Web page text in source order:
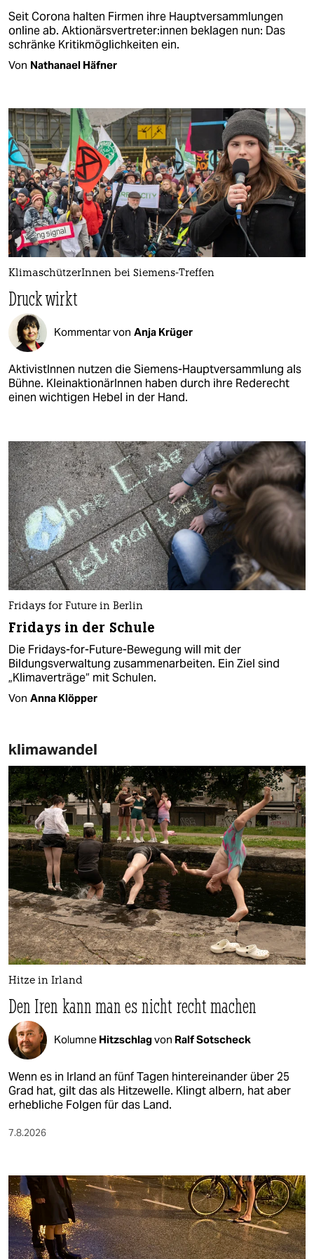
Seit Corona halten Firmen ihre Hauptversammlungen
online ab. Ak­tio­nä­rsvertreter:innen beklagen nun: Das
schränke Kritikmöglichkeiten ein.
Von Nathanael Häfner
KlimaschützerInnen bei Siemens-Treffen
Druck wirkt
Kommentar von Anja Krüger
AktivistInnen nutzen die Siemens-Hauptversammlung als
Bühne. KleinaktionärInnen haben durch ihre Rederecht
einen wichtigen Hebel in der Hand.
Fridays for Future in Berlin
Fridays in der Schule
Die Fridays-for-Future-Bewegung will mit der
Bildungsverwaltung zusammenarbeiten. Ein Ziel sind
„Klimaverträge“ mit Schulen.
Von Anna Klöpper
klimawandel
Hitze in Irland
Den Iren kann man es nicht recht machen
Kolumne Hitzschlagvon Ralf Sotscheck
Wenn es in Irland an fünf Tagen hintereinander über 25
Grad hat, gilt das als Hitzewelle. Klingt albern, hat aber
erhebliche Folgen für das Land.
7.8.2026